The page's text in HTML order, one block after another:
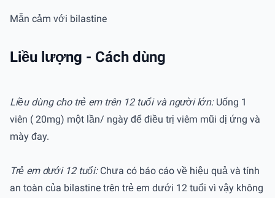
Mẫn cảm với bilastine
Liều lượng - Cách dùng
Liều dùng cho trẻ em trên 12 tuổi và người lớn:Uống 1
viên ( 20mg) một lần/ ngày để điều trị viêm mũi dị ứng và
mày đay.
Trẻ em dưới 12 tuổi: Chưa có báo cáo về hiệu quả và tính
an toàn của bilastine trên trẻ em dưới 12 tuổi vì vậy không